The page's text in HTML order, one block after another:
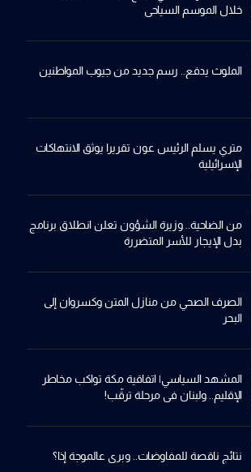
خلال الموسم السياحي
الملوث يدفع.. رسم جديد من جيوب المواطنين
متري يسلم الرئيس عون تقريرا يوثق الانتهاكات
الإسرائيلية
من الضاحية.. وزيرة الشؤون تعلن انطلاق برنامج
بدل الإيجار للأسر المتضررة
الصرف الصحي من منازل المتن وكسروان إلى
البحر
المشهد السياسي| اتفاقية مكة تواكب مخاطر
الإقليم.. ولبنان في مرحلة ترقّب!
نتائج ناقصة للمفاوضات.. وبري عالموجة إذا؟